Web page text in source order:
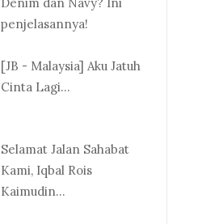
Denim dan Navy? Ini
penjelasannya!
[JB - Malaysia] Aku Jatuh
Cinta Lagi...
Selamat Jalan Sahabat
Kami, Iqbal Rois
Kaimudin...